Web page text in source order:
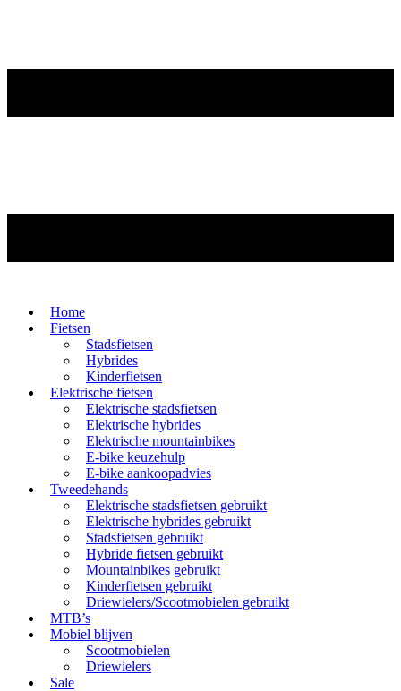
Home
Fietsen
Stadsfietsen
Hybrides
Kinderfietsen
Elektrische fietsen
Elektrische stadsfietsen
Elektrische hybrides
Elektrische mountainbikes
E-bike keuzehulp
E-bike aankoopadvies
Tweedehands
Elektrische stadsfietsen gebruikt
Elektrische hybrides gebruikt
Stadsfietsen gebruikt
Hybride fietsen gebruikt
Mountainbikes gebruikt
Kinderfietsen gebruikt
Driewielers/Scootmobielen gebruikt
MTB’s
Mobiel blijven
Scootmobielen
Driewielers
Sale